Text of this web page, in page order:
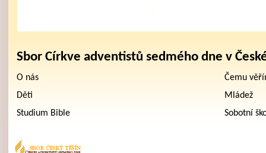
Sbor Církve adventistů sedmého dne v
O nás
Čemu
Děti
Mládež
Studium Bible
Sobotní